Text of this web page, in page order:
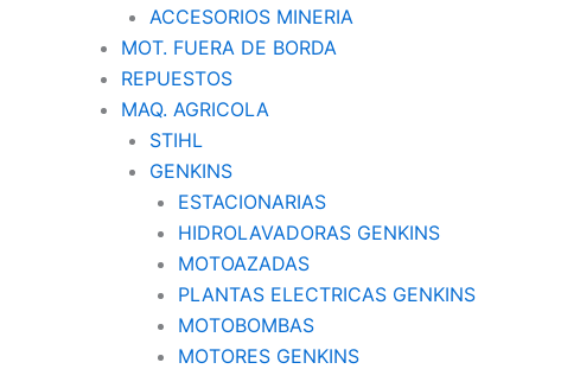
ACCESORIOS MINERIA
MOT. FUERA DE BORDA
REPUESTOS
MAQ. AGRICOLA
STIHL
GENKINS
ESTACIONARIAS
HIDROLAVADORAS GENKINS
MOTOAZADAS
PLANTAS ELECTRICAS GENKINS
MOTOBOMBAS
MOTORES GENKINS